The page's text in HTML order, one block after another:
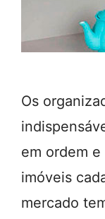
Os
em ordem
imóveis
mercado